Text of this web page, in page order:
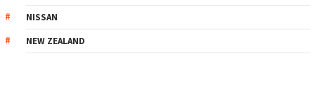
NISSAN
NEW ZEALAND